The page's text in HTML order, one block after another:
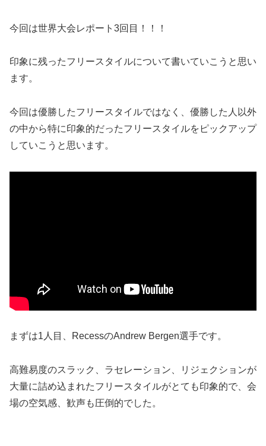
今回は世界大会レポート3回目！！！
印象に残ったフリースタイルについて書いていこうと思い
ます。
今回は優勝したフリースタイルではなく、優勝した人以外
の中から特に印象的だったフリースタイルをピックアップ
していこうと思います。
まずは1人目、RecessのAndrew Bergen選手です。
高難易度のスラック、ラセレーション、リジェクションが
大量に詰め込まれたフリースタイルがとても印象的で、会
場の空気感、歓声も圧倒的でした。